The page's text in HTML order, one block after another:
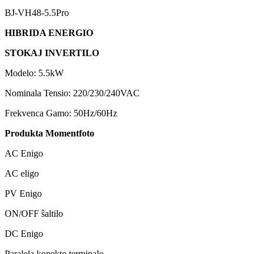
BJ-VH48-5.5Pro
HIBRIDA ENERGIO
STOKAJ INVERTILO
Modelo: 5.5kW
Nominala Tensio: 220/230/240VAC
Frekvenca Gamo: 50Hz/60Hz
Produkta Momentfoto
AC Enigo
AC eligo
PV Enigo
ON/OFF ŝaltilo
DC Enigo